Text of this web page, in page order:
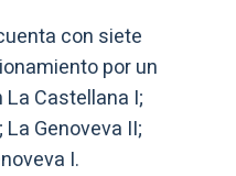
con siete
por un
Castellana I;
Genoveva II;
I.